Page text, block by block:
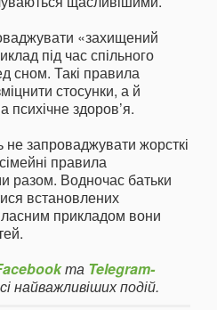
«захищений
під час спільного
сном. Такі правила
стосунки, а й
психічне здоров’я.
не запроваджувати жорсткі
правила
разом. Водночас батьки
встановлених
прикладом вони
та Telegram-
найважливіших подій.